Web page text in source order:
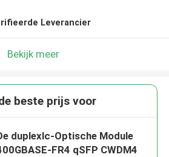
Leverancier
Bekijk meer
beste prijs voor
duplexlc-Optische Module
FR4 qSFP CWDM4